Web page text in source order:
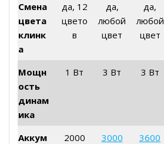
Смена
цвета
клинк
а
да, 12
цвето
в
да,
любой
цвет
да,
любой
цвет
Мощн
ость
динам
ика
1 Вт 3 Вт 3 Вт
Аккум
2000
3000
3600